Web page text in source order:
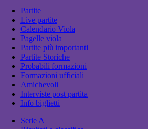
Partite
Live partite
Calendario Viola
Pagelle viola
Partite più importanti
Partite Storiche
Probabili formazioni
Formazioni ufficiali
Amichevoli
Interviste post partita
Info biglietti
Serie A